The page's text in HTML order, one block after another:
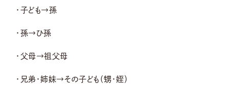
・子ども→孫
・孫→ひ孫
・父母→祖父母
・兄弟・姉妹→その子ども（甥・姪）